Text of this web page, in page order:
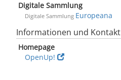
Digitale Sammlung
Digitale Sammlung Europeana
Informationen und Kontakt
Homepage
OpenUp!